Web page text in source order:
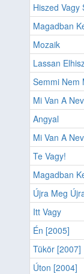
Hiszed Vagy
Magadban
Mozaik
Lassan
Semmi Nem
Mi Van A
Angyal
Mi Van A
Te Vagy!
Magadban
Újra Meg
Itt Vagy
Én [2005]
Tükör [2007]
Úton [2004]